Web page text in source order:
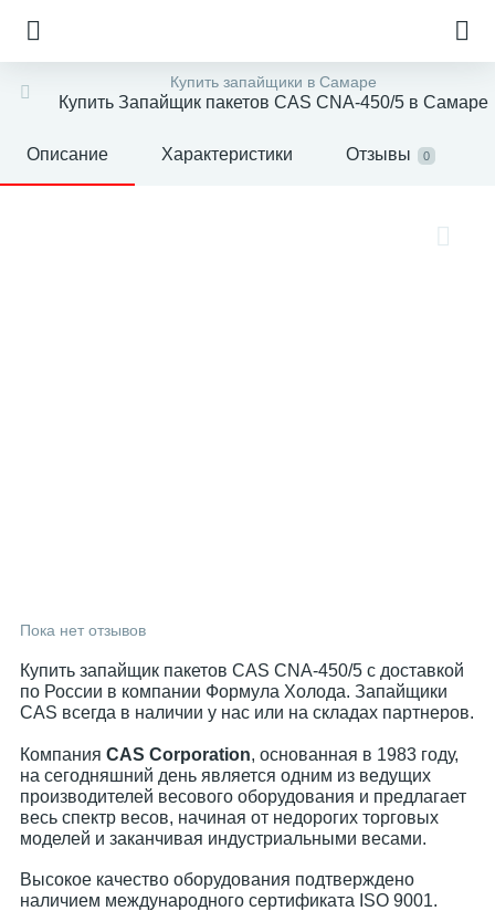
Купить запайщики в Самаре
Купить Запайщик пакетов CAS CNA-450/5 в Самаре
Описание Характеристики Отзывы 0
Пока нет отзывов
Купить запайщик пакетов CAS CNA-450/5 с доставкой
по России в компании Формула Холода. Запайщики
CAS всегда в наличии у нас или на складах партнеров.
Компания CAS Corporation, основанная в 1983 году,
на сегодняшний день является одним из ведущих
производителей весового оборудования и предлагает
весь спектр весов, начиная от недорогих торговых
моделей и заканчивая индустриальными весами.
Высокое качество оборудования подтверждено
наличием международного сертификата ISO 9001.